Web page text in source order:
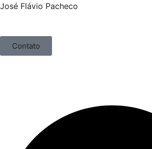
José Flávio Pacheco
Contato